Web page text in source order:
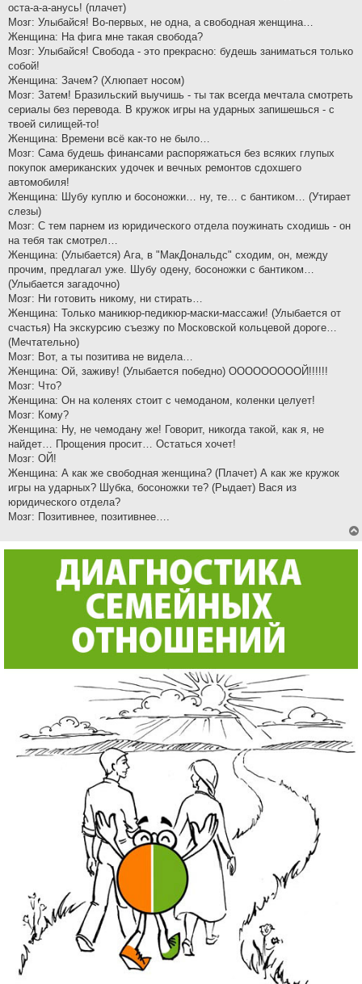
оста-а-а-анусь! (плачет)
Мозг: Улыбайся! Во-первых, не одна, а свободная женщина…
Женщина: На фига мне такая свобода?
Мозг: Улыбайся! Свобода - это прекрасно: будешь заниматься только
собой!
Женщина: Зачем? (Хлюпает носом)
Мозг: Затем! Бразильский выучишь - ты так всегда мечтала смотреть
сериалы без перевода. В кружок игры на ударных запишешься - с
твоей силищей-то!
Женщина: Времени всё как-то не было…
Мозг: Сама будешь финансами распоряжаться без всяких глупых
покупок американских удочек и вечных ремонтов сдохшего
автомобиля!
Женщина: Шубу куплю и босоножки… ну, те… с бантиком… (Утирает
слезы)
Мозг: С тем парнем из юридического отдела поужинать сходишь - он
на тебя так смотрел…
Женщина: (Улыбается) Ага, в "МакДональдс" сходим, он, между
прочим, предлагал уже. Шубу одену, босоножки с бантиком…
(Улыбается загадочно)
Мозг: Ни готовить никому, ни стирать…
Женщина: Только маникюр-педикюр-маски-массажи! (Улыбается от
счастья) На экскурсию съезжу по Московской кольцевой дороге…
(Мечтательно)
Мозг: Вот, а ты позитива не видела…
Женщина: Ой, заживу! (Улыбается победно) ОООООООООЙ!!!!!!
Мозг: Что?
Женщина: Он на коленях стоит с чемоданом, коленки целует!
Мозг: Кому?
Женщина: Ну, не чемодану же! Говорит, никогда такой, как я, не
найдет… Прощения просит… Остаться хочет!
Мозг: ОЙ!
Женщина: А как же свободная женщина? (Плачет) А как же кружок
игры на ударных? Шубка, босоножки те? (Рыдает) Вася из
юридического отдела?
Мозг: Позитивнее, позитивнее….